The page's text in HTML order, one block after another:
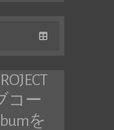
コー
を